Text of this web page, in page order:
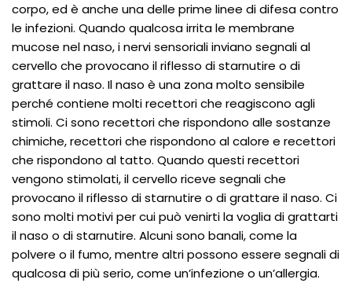
corpo, ed è anche una delle prime linee di difesa contro
le infezioni. Quando qualcosa irrita le membrane
mucose nel naso, i nervi sensoriali inviano segnali al
cervello che provocano il riflesso di starnutire o di
grattare il naso. Il naso è una zona molto sensibile
perché contiene molti recettori che reagiscono agli
stimoli. Ci sono recettori che rispondono alle sostanze
chimiche, recettori che rispondono al calore e recettori
che rispondono al tatto. Quando questi recettori
vengono stimolati, il cervello riceve segnali che
provocano il riflesso di starnutire o di grattare il naso. Ci
sono molti motivi per cui può venirti la voglia di grattarti
il naso o di starnutire. Alcuni sono banali, come la
polvere o il fumo, mentre altri possono essere segnali di
qualcosa di più serio, come un’infezione o un’allergia.